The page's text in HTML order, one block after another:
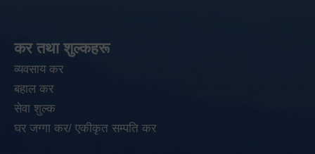
कर तथा शुल्कहरू
व्यवसाय कर
बहाल कर
सेवा शुल्क
घर जग्गा कर/ एकीकृत सम्पति कर